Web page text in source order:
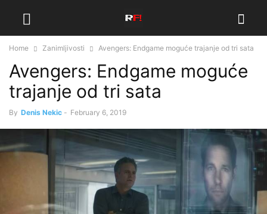
Home Zanimljivosti Avengers: Endgame moguće trajanje od tri sata
Avengers: Endgame moguće
trajanje od tri sata
By Denis Nekic - February 6, 2019